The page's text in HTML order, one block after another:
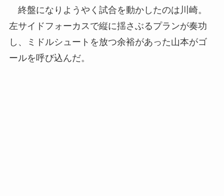
終盤になりようやく試合を動かしたのは川崎。
左サイドフォーカスで縦に揺さぶるプランが奏功
し、ミドルシュートを放つ余裕があった山本がゴ
ールを呼び込んだ。